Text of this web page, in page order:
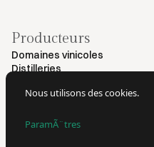
Producteurs
Domaines vinicoles
Distilleries
Nous utilisons des cookies.
ParamÃ¨tres